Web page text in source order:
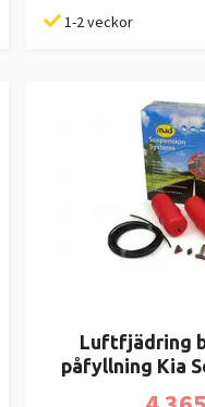
1-2 veckor
Luftfjädring
påfyllning Kia